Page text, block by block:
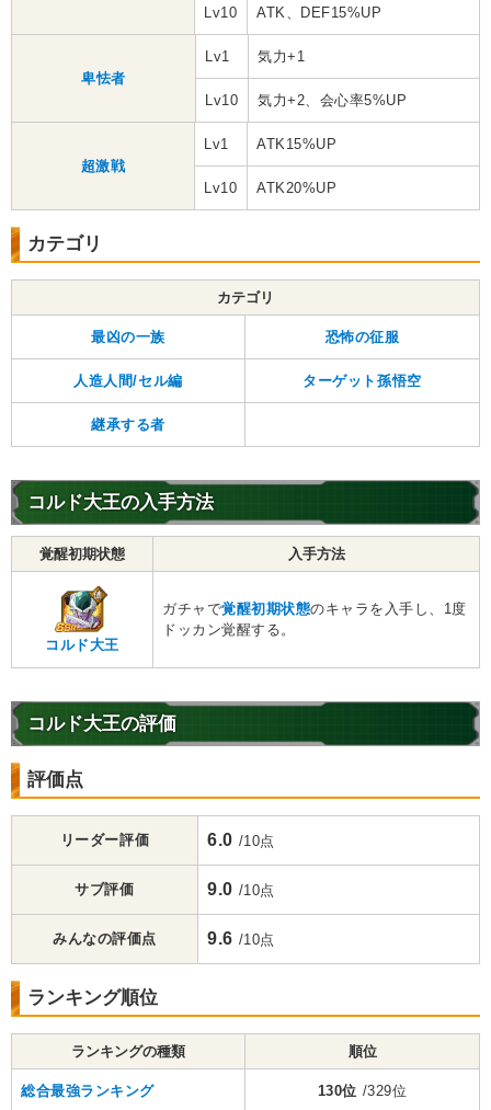
Lv10 ATK、DEF15%UP
卑怯者
Lv1 気力+1
Lv10 気力+2、会心率5%UP
超激戦
Lv1 ATK15%UP
Lv10 ATK20%UP
カテゴリ
カテゴリ
最凶の一族 恐怖の征服
人造人間/セル編 ターゲット孫悟空
継承する者
コルド大王の入手方法
覚醒初期状態 入手方法
コルド大王
ガチャで覚醒初期状態のキャラを入手し、1度
ドッカン覚醒する。
コルド大王の評価
評価点
リーダー評価 6.0 /10点
サブ評価 9.0 /10点
みんなの評価点 9.6 /10点
ランキング順位
ランキングの種類 順位
総合最強ランキング 130位 /329位